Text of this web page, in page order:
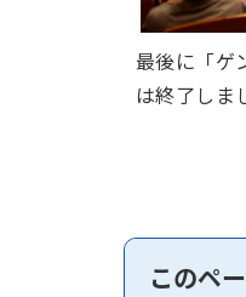
最後に「ゲ
は終了しま
このペ